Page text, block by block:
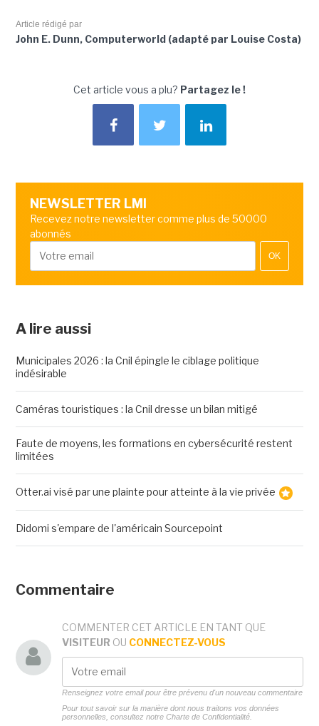
Article rédigé par
John E. Dunn, Computerworld (adapté par Louise Costa)
Cet article vous a plu? Partagez le !
NEWSLETTER LMI
Recevez notre newsletter comme plus de 50000
abonnés
OK
A lire aussi
Municipales 2026 : la Cnil épingle le ciblage politique
indésirable
Caméras touristiques : la Cnil dresse un bilan mitigé
Faute de moyens, les formations en cybersécurité restent
limitées
Otter.ai visé par une plainte pour atteinte à la vie privée
Didomi s'empare de l'américain Sourcepoint
Commentaire
COMMENTER CET ARTICLE EN TANT QUE
VISITEUR OU CONNECTEZ-VOUS
Renseignez votre email pour être prévenu d'un nouveau commentaire
Pour tout savoir sur la manière dont nous traitons vos données
personnelles, consultez notre Charte de Confidentialité.